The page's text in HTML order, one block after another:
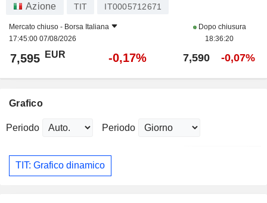
Azione TIT IT0005712671
Mercato chiuso - Borsa Italiana
17:45:00 07/08/2026
Dopo chiusura
18:36:20
7,595 EUR -0,17% 7,590 -0,07%
Grafico
Periodo Periodo
TIT: Grafico dinamico